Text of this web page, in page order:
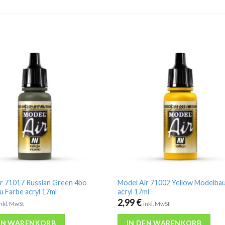
71017 Russian Green 4bo
Farbe acryl 17ml
MwSt
WARENKORB
Model Air 71002 Yellow
acryl 17ml
2,99€ inkl. MwSt
IN DEN WARENKORB